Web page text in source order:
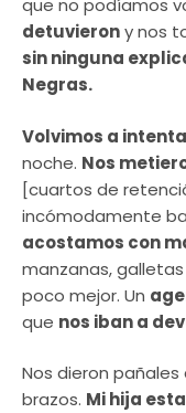
que no podíamos
detuvierony nos
sin ninguna
Negras.
Volvimos a
noche. Nos
[cuartos de
incómodamente
acostamos con
manzanas,
poco mejor. Un
que nos iban a
Nos dieron
brazos. Mi hija